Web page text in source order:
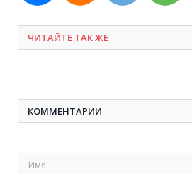
ЧИТАЙТЕ ТАК ЖЕ
КОММЕНТАРИИ